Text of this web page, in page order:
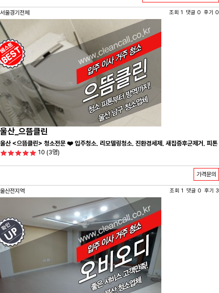
서울경기전체 조회 1 댓글 0 후기 0
울산_으뜸클린
울산 <으뜸클린> 청소전문 ❤️ 입주청소, 리모델링청소, 진환경세제, 새집증후군제거, 피톤
치드시공 전문 청소 업체 ❤️
10 (3명)
가격문의
울산전지역 조회 1 댓글 0 후기 3